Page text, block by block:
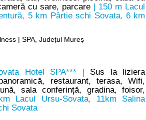
cu sare, parcare | 150 m Lacul
5 km Pârtie schi Sovata, 6 km
| SPA, Județul Mureș
Hotel SPA*** | Sus la liziera
restaurant, terasa, Wifi,
sala conferință, gradina, foisor,
Lacul Ursu-Sovata, 11km Salina
Sovata